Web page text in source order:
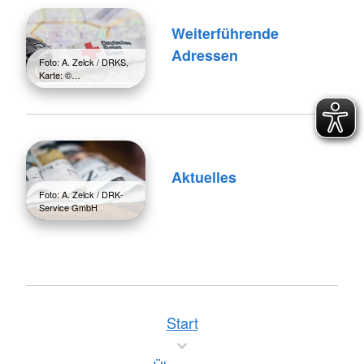
Foto: A. Zelck / DRKS,
Karte: ©…
Weiterführende
Adressen
Foto: A. Zelck / DRK-
Service GmbH
Aktuelles
Start